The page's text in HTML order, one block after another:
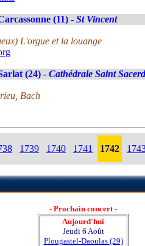
(11) - St Vincent
L'orgue et la louange
(24) - Cathédrale Saint
Bach
1739 1740 1741 1742
- Prochain concert -
Aujourd'hui
Jeudi 6 Août
Plougastel-Daoulas (29)